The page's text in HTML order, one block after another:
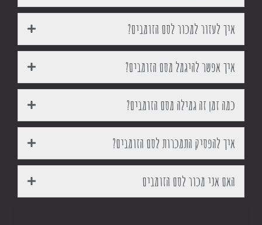
איך לעזור למכור לסם הזומבים?
איך אפשר להיגמל מסם הזומבים?
כמה זמן זה גמילה מסם הזומבים?
איך להפסיק התמכרות לסם הזומבים?
האם אני מכור לסם הזומבים